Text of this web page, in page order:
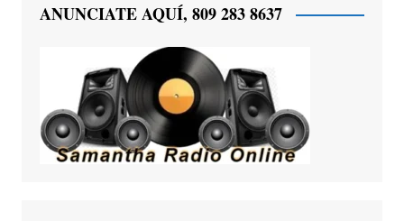
ANUNCIATE AQUÍ, 809 283 8637